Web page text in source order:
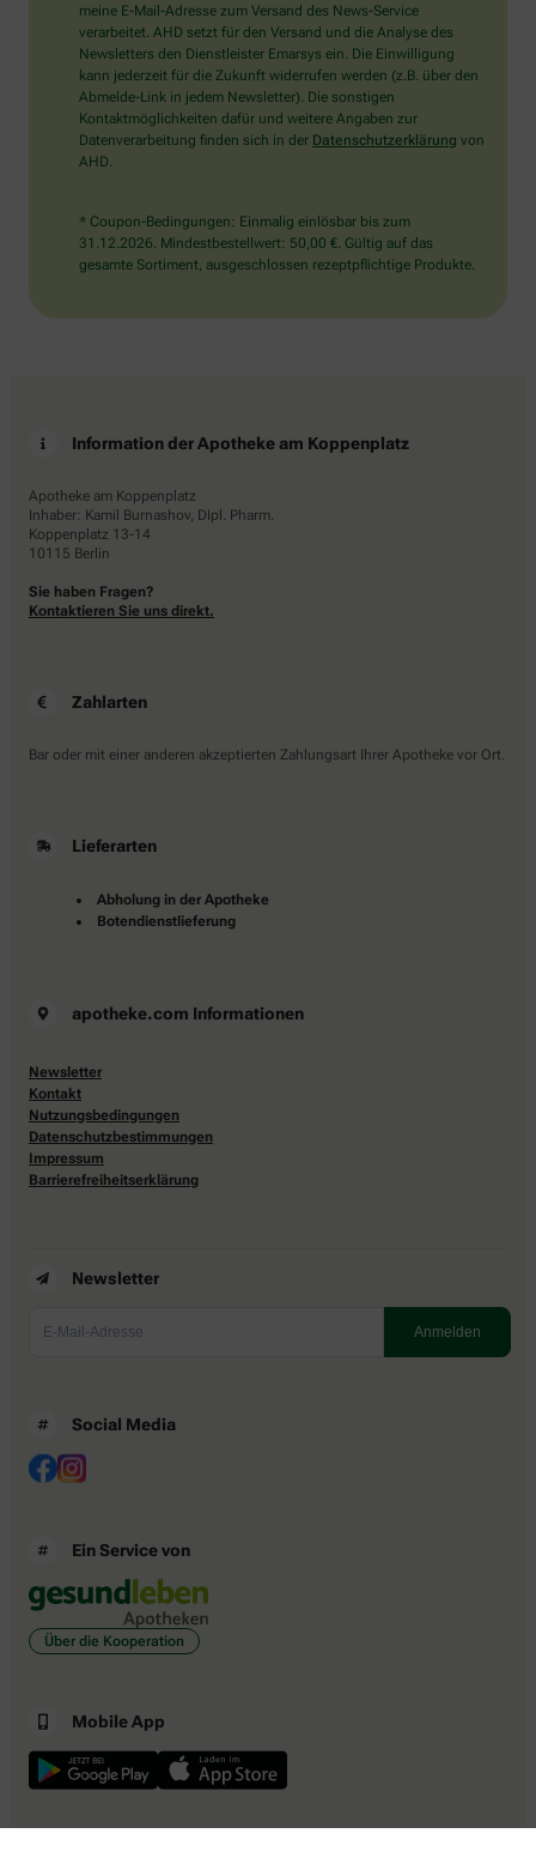
Sie
bitte
den
Schlüssel.
meine E-Mail-Adresse zum Versand des News-Service
verarbeitet. AHD setzt für den Versand und die Analyse des
Newsletters den Dienstleister Emarsys ein. Die Einwilligung
kann jederzeit für die Zukunft widerrufen werden (z.B. über den
Abmelde-Link in jedem Newsletter). Die sonstigen
Kontaktmöglichkeiten dafür und weitere Angaben zur
Datenverarbeitung finden sich in der Datenschutzerklärung von
AHD.
* Coupon-Bedingungen: Einmalig einlösbar bis zum
31.12.2026. Mindestbestellwert: 50,00 €. Gültig auf das
gesamte Sortiment, ausgeschlossen rezeptpflichtige Produkte.
Information der Apotheke am Koppenplatz
Apotheke am Koppenplatz
Inhaber: Kamil Burnashov, DIpl. Pharm.
Koppenplatz 13-14
10115 Berlin
Sie haben Fragen?
Kontaktieren Sie uns direkt.
Zahlarten
Bar oder mit einer anderen akzeptierten Zahlungsart Ihrer Apotheke vor Ort.
Lieferarten
Abholung in der Apotheke
Botendienstlieferung
apotheke.com Informationen
Newsletter
Kontakt
Nutzungsbedingungen
Datenschutzbestimmungen
Impressum
Barrierefreiheitserklärung
Newsletter
Social Media
Ein Service von
Über die Kooperation
Mobile App